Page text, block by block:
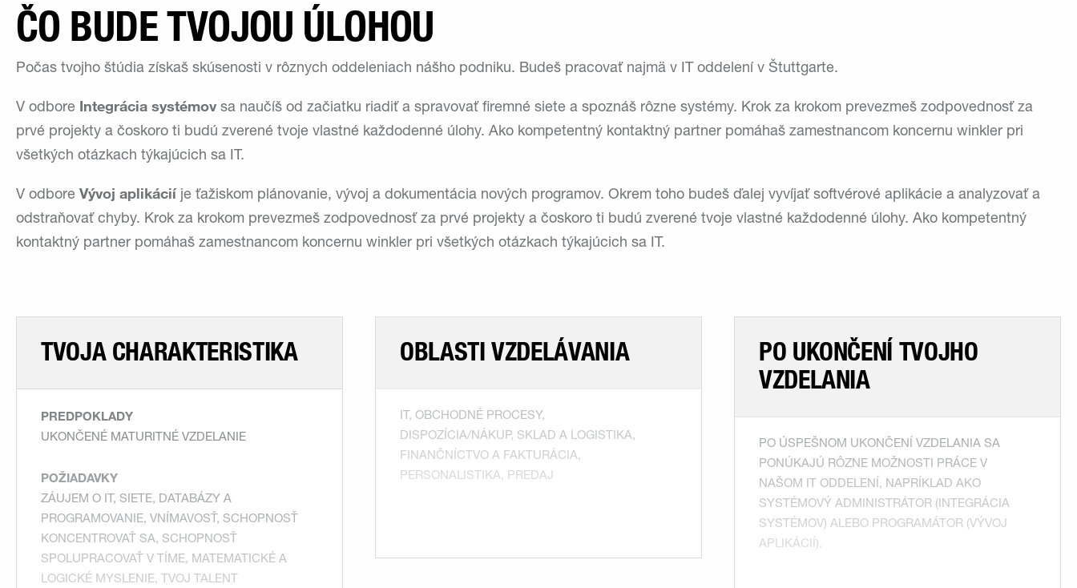
ČO BUDE TVOJOU ÚLOHOU
Počas tvojho štúdia získaš skúsenosti v rôznych oddeleniach nášho podniku. Budeš pracovať najmä v IT oddelení v Štuttgarte.
V odbore Integrácia systémov sa naučíš od začiatku riadiť a spravovať firemné siete a spoznáš rôzne systémy. Krok za krokom prevezmeš zodpovednosť za
prvé projekty a čoskoro ti budú zverené tvoje vlastné každodenné úlohy. Ako kompetentný kontaktný partner pomáhaš zamestnancom koncernu winkler pri
všetkých otázkach týkajúcich sa IT.
V odbore Vývoj aplikácií je ťažiskom plánovanie, vývoj a dokumentácia nových programov. Okrem toho budeš ďalej vyvíjať softvérové aplikácie a analyzovať a
odstraňovať chyby. Krok za krokom prevezmeš zodpovednosť za prvé projekty a čoskoro ti budú zverené tvoje vlastné každodenné úlohy. Ako kompetentný
kontaktný partner pomáhaš zamestnancom koncernu winkler pri všetkých otázkach týkajúcich sa IT.
TVOJA CHARAKTERISTIKA
PREDPOKLADY
UKONČENÉ MATURITNÉ VZDELANIE
POŽIADAVKY
ZÁUJEM O IT, SIETE, DATABÁZY A
PROGRAMOVANIE, VNÍMAVOSŤ, SCHOPNOSŤ
KONCENTROVAŤ SA, SCHOPNOSŤ
SPOLUPRACOVAŤ V TÍME, MATEMATICKÉ A
LOGICKÉ MYSLENIE, TVOJ TALENT
OBLASTI VZDELÁVANIA
IT, OBCHODNÉ PROCESY,
DISPOZÍCIA/NÁKUP, SKLAD A LOGISTIKA,
FINANČNÍCTVO A FAKTURÁCIA,
PERSONALISTIKA, PREDAJ
PO UKONČENÍ TVOJHO
VZDELANIA
PO ÚSPEŠNOM UKONČENÍ VZDELANIA SA
PONÚKAJÚ RÔZNE MOŽNOSTI PRÁCE V
NAŠOM IT ODDELENÍ, NAPRÍKLAD AKO
SYSTÉMOVÝ ADMINISTRÁTOR (INTEGRÁCIA
SYSTÉMOV) ALEBO PROGRAMÁTOR (VÝVOJ
APLIKÁCIÍ).